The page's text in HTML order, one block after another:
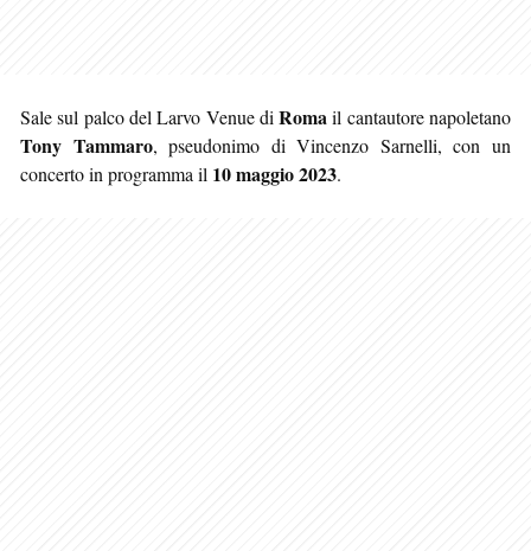
Sale sul palco del Larvo Venue diRomail cantautore napoletano
Tony Tammaro, pseudonimo di Vincenzo Sarnelli, con un
concerto in programma il 10 maggio 2023.